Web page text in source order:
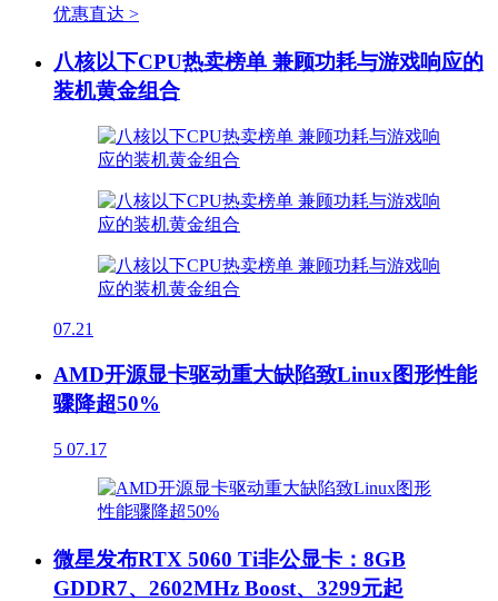
优惠直达 >
八核以下CPU热卖榜单 兼顾功耗与游戏响应的
装机黄金组合
07.21
AMD开源显卡驱动重大缺陷致Linux图形性能
骤降超50%
5 07.17
微星发布RTX 5060 Ti非公显卡：8GB
GDDR7、2602MHz Boost、3299元起